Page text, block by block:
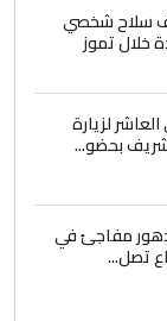
تسجيل أكثر من 20 ألف سلاح شخصي
خلال تموز
لزيارة
بحضو...
تدهور مفاجئ في
تصل...